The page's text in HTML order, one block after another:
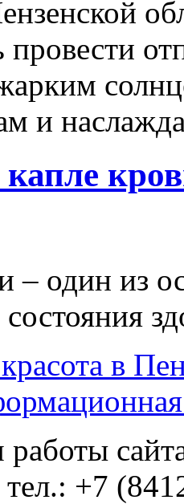
и
капле
– один из
в
тел.: +7